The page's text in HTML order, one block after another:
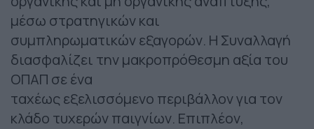
μέσω στρατηγικών και
συμπληρωματικών εξαγορών. Η Συναλλαγή
διασφαλίζει την μακροπρόθεσμη αξία του
OΠΑΠ σε ένα
ταχέως εξελισσόμενο περιβάλλον για τον
κλάδο τυχερών παιγνίων. Επιπλέον,